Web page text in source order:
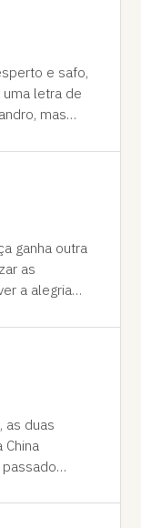
e safo,
letra de
ganha outra
as
a alegria
as duas